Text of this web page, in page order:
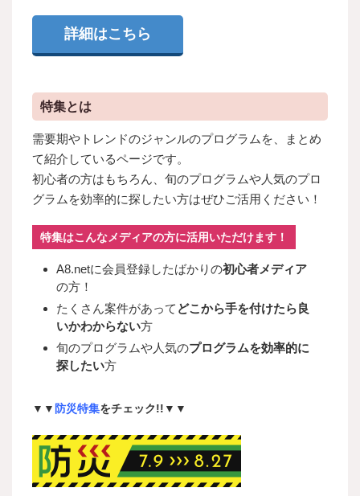
詳細はこちら
特集とは
需要期やトレンドのジャンルのプログラムを、まとめ
て紹介しているページです。
初心者の方はもちろん、旬のプログラムや人気のプロ
グラムを効率的に探したい方はぜひご活用ください！
特集はこんなメディアの方に活用いただけます！
A8.netに会員登録したばかりの初心者メディア
の方！
たくさん案件があって どこから手を付けたら良
いかわからない方
旬のプログラムや人気のプログラムを効率的に
探したい方
▼▼ 防災特集をチェック!!▼▼